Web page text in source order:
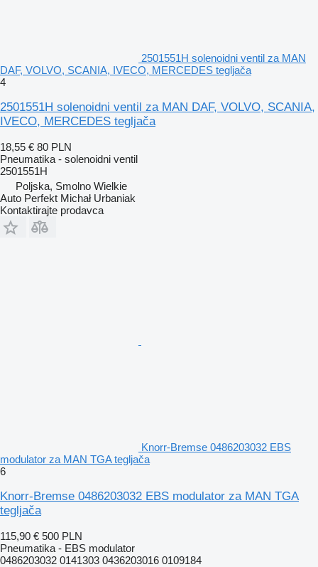
2501551H solenoidni ventil za MAN
DAF, VOLVO, SCANIA, IVECO, MERCEDES tegljača
4
2501551H solenoidni ventil za MAN DAF, VOLVO, SCANIA,
IVECO, MERCEDES tegljača
18,55 € 80 PLN
Pneumatika - solenoidni ventil
2501551H
Poljska, Smolno Wielkie
Auto Perfekt Michał Urbaniak
Kontaktirajte prodavca
Knorr-Bremse 0486203032 EBS
modulator za MAN TGA tegljača
6
Knorr-Bremse 0486203032 EBS modulator za MAN TGA
tegljača
115,90 € 500 PLN
Pneumatika - EBS modulator
0486203032 0141303 0436203016 0109184